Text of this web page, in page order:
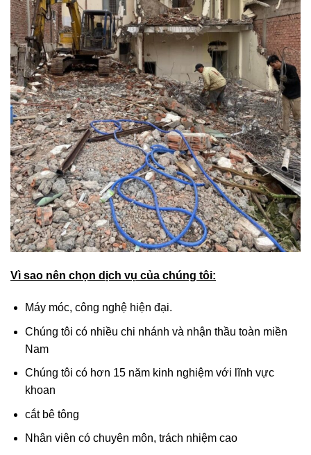
Vì sao nên chọn dịch vụ của chúng tôi:
Máy móc, công nghệ hiện đại.
Chúng tôi có nhiều chi nhánh và nhận thầu toàn miền
Nam
Chúng tôi có hơn 15 năm kinh nghiệm với lĩnh vực
khoan
cắt bê tông
Nhân viên có chuyên môn, trách nhiệm cao